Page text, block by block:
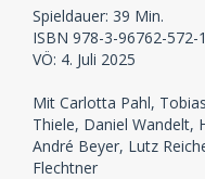
Spieldauer: 39 Min.
ISBN 978-3-96762-572-1
VÖ: 4. Juli 2025
Mit Carlotta Pahl,
Thiele, Daniel Wandelt,
André Beyer, Lutz
Flechtner